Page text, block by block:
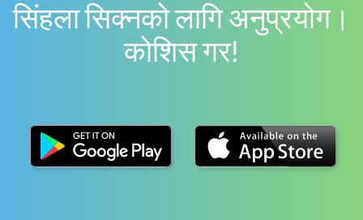
सिंहला सिक्नको लागि अनुप्रयोग।
काेशिस गर!